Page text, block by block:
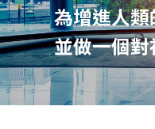
為增進人
並做一個